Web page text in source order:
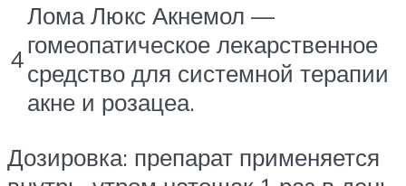
4
Лома Люкс Акнемол —
гомеопатическое лекарственное
средство для системной терапии
акне и розацеа.
Дозировка: препарат применяется